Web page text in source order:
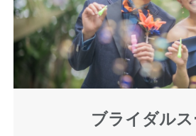
ブライダルス